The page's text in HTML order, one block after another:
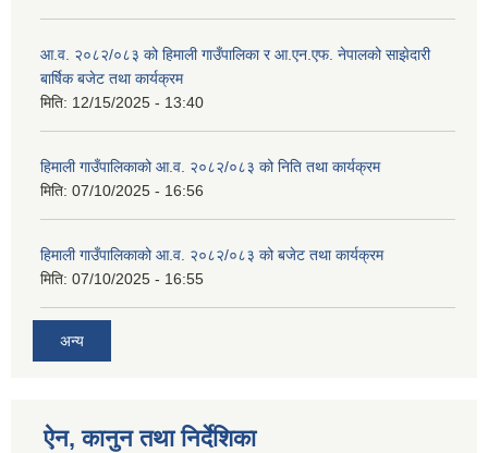
आ.व. २०८२/०८३ को हिमाली गाउँपालिका र आ.एन.एफ. नेपालको साझेदारी
बार्षिक बजेट तथा कार्यक्रम
मिति: 12/15/2025 - 13:40
हिमाली गाउँपालिकाको आ.व. २०८२/०८३ को निति तथा कार्यक्रम
मिति: 07/10/2025 - 16:56
हिमाली गाउँपालिकाको आ.व. २०८२/०८३ को बजेट तथा कार्यक्रम
मिति: 07/10/2025 - 16:55
अन्य
ऐन, कानुन तथा निर्देशिका